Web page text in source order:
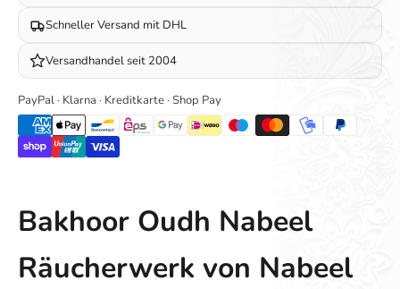
Schneller Versand mit DHL
Versandhandel seit 2004
PayPal · Klarna · Kreditkarte · Shop Pay
Bakhoor Oudh Nabeel
Räucherwerk von Nabeel